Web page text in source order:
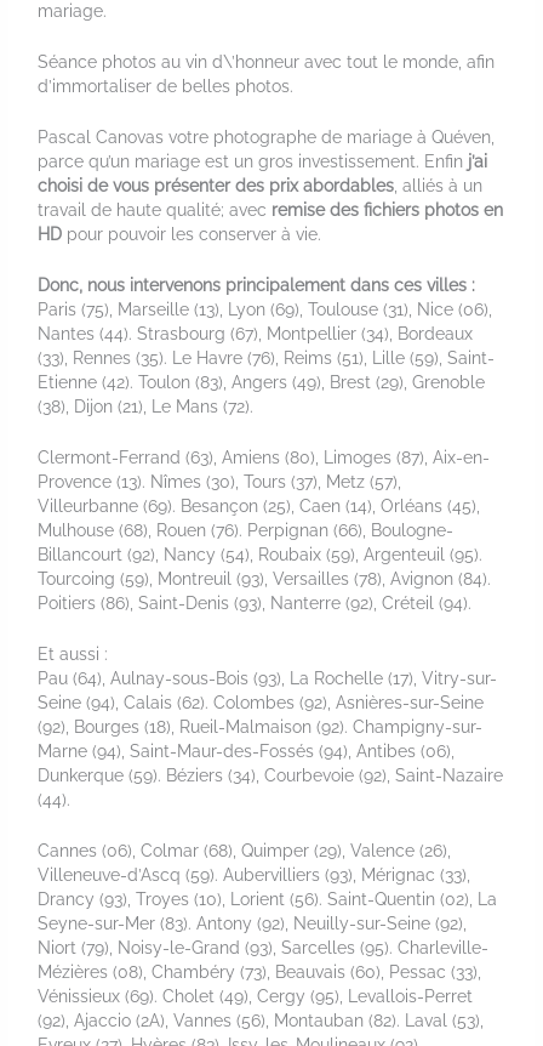
mariage.
Séance photos au vin d\’honneur avec tout le monde, afin
d’immortaliser de belles photos.
Pascal Canovas votre photographe de mariage à Quéven,
parce qu’un mariage est un gros investissement. Enfin j’ai
choisi de vous présenter des prix abordables , alliés à un
travail de haute qualité; avec remise des fichiers photos en
HD pour pouvoir les conserver à vie.
Donc, nous intervenons principalement dans ces villes :
Paris (75), Marseille (13), Lyon (69), Toulouse (31), Nice (06),
Nantes (44). Strasbourg (67), Montpellier (34), Bordeaux
(33), Rennes (35). Le Havre (76), Reims (51), Lille (59), Saint-
Etienne (42). Toulon (83), Angers (49), Brest (29), Grenoble
(38), Dijon (21), Le Mans (72).
Clermont-Ferrand (63), Amiens (80), Limoges (87), Aix-en-
Provence (13). Nîmes (30), Tours (37), Metz (57),
Villeurbanne (69). Besançon (25), Caen (14), Orléans (45),
Mulhouse (68), Rouen (76). Perpignan (66), Boulogne-
Billancourt (92), Nancy (54), Roubaix (59), Argenteuil (95).
Tourcoing (59), Montreuil (93), Versailles (78), Avignon (84).
Poitiers (86), Saint-Denis (93), Nanterre (92), Créteil (94).
Et aussi :
Pau (64), Aulnay-sous-Bois (93), La Rochelle (17), Vitry-sur-
Seine (94), Calais (62). Colombes (92), Asnières-sur-Seine
(92), Bourges (18), Rueil-Malmaison (92). Champigny-sur-
Marne (94), Saint-Maur-des-Fossés (94), Antibes (06),
Dunkerque (59). Béziers (34), Courbevoie (92), Saint-Nazaire
(44).
Cannes (06), Colmar (68), Quimper (29), Valence (26),
Villeneuve-d’Ascq (59). Aubervilliers (93), Mérignac (33),
Drancy (93), Troyes (10), Lorient (56). Saint-Quentin (02), La
Seyne-sur-Mer (83). Antony (92), Neuilly-sur-Seine (92),
Niort (79), Noisy-le-Grand (93), Sarcelles (95). Charleville-
Mézières (08), Chambéry (73), Beauvais (60), Pessac (33),
Vénissieux (69). Cholet (49), Cergy (95), Levallois-Perret
(92), Ajaccio (2A), Vannes (56), Montauban (82). Laval (53),